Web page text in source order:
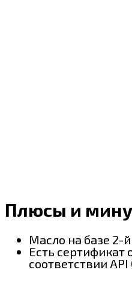
Плюсы и
Масло на базе 2-
Есть
соответствии API